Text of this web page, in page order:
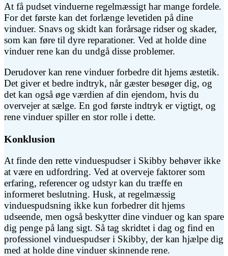
At få pudset vinduerne regelmæssigt har mange fordele.
For det første kan det forlænge levetiden på dine
vinduer. Snavs og skidt kan forårsage ridser og skader,
som kan føre til dyre reparationer. Ved at holde dine
vinduer rene kan du undgå disse problemer.
Derudover kan rene vinduer forbedre dit hjems æstetik.
Det giver et bedre indtryk, når gæster besøger dig, og
det kan også øge værdien af din ejendom, hvis du
overvejer at sælge. En god første indtryk er vigtigt, og
rene vinduer spiller en stor rolle i dette.
Konklusion
At finde den rette vinduespudser i Skibby behøver ikke
at være en udfordring. Ved at overveje faktorer som
erfaring, referencer og udstyr kan du træffe en
informeret beslutning. Husk, at regelmæssig
vinduespudsning ikke kun forbedrer dit hjems
udseende, men også beskytter dine vinduer og kan spare
dig penge på lang sigt. Så tag skridtet i dag og find en
professionel vinduespudser i Skibby, der kan hjælpe dig
med at holde dine vinduer skinnende rene.